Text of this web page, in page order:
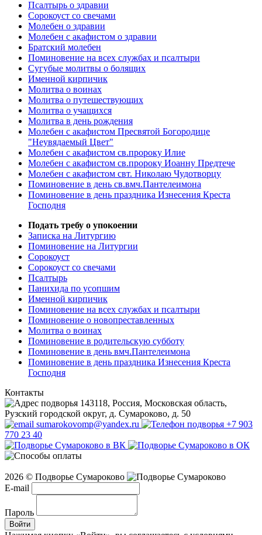
Псалтырь о здравии
Сорокоуст со свечами
Молебен о здравии
Молебен с акафистом о здравии
Братский молебен
Поминовение на всех службах и псалтыри
Сугубые молитвы о болящих
Именной кирпичик
Молитва о воинах
Молитва о путешествующих
Молитва о учащихся
Молитва в день рождения
Молебен с акафистом Пресвятой Богородице
"Неувядаемый Цвет"
Молебен с акафистом св.пророку Илие
Молебен с акафистом св.пророку Иоанну Предтече
Молебен с акафистом свт. Николаю Чудотворцу
Поминовение в день св.вмч.Пантелеимона
Поминовение в день праздника Изнесения Креста
Господня
Подать требу о упокоении
Записка на Литургию
Поминовение на Литургии
Сорокоуст
Сорокоуст со свечами
Псалтырь
Панихида по усопшим
Именной кирпичик
Поминовение на всех службах и псалтыри
Поминовение о новопреставленных
Молитва о воинах
Поминовение в родительскую субботу
Поминовение в день вмч.Пантелеимона
Поминовение в день праздника Изнесения Креста
Господня
Контакты
143118, Россия, Московская область,
Рузский городской округ, д. Сумароково, д. 50
sumarokovomp@yandex.ru
+7 903
770 23 40
2026 © Подворье Сумароково
E-mail
Пароль
Войти